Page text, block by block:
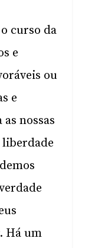
curso da
e
ou
e
nossas
liberdade
Há um